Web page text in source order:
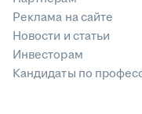
Реклама на сайте
Новости и статьи
Инвесторам
Кандидаты по